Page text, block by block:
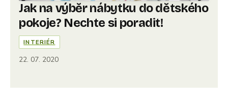
Jak na výběr nábytku do dětského
pokoje? Nechte si poradit!
INTERIÉR
22. 07. 2020